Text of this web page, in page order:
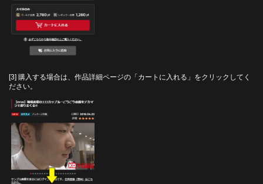
[3] 購入する場合は、作品詳細ページの「カートに入れる」をクリックしてく
ださい。